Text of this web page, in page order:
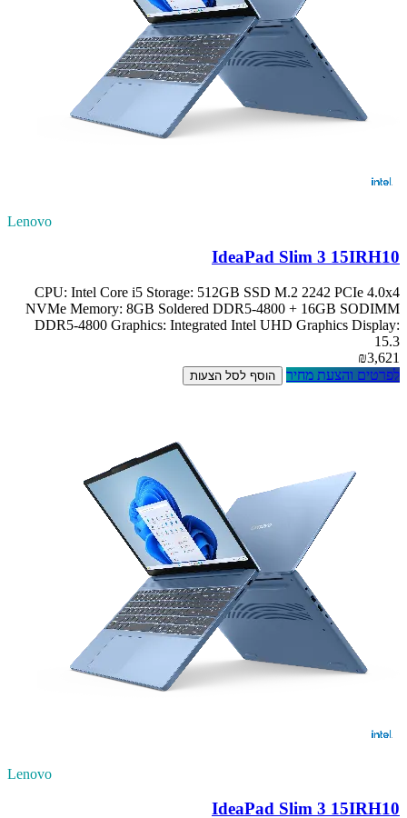
Lenovo
IdeaPad Slim 3 15IRH10
CPU: Intel Core i5 Storage: 512GB SSD M.2 2242 PCIe 4.0x4
NVMe Memory: 8GB Soldered DDR5-4800 + 16GB SODIMM
DDR5-4800 Graphics: Integrated Intel UHD Graphics Display:
15.3
₪3,621
לפרטים והצעת מחיר
הוסף לסל הצעות
Lenovo
IdeaPad Slim 3 15IRH10